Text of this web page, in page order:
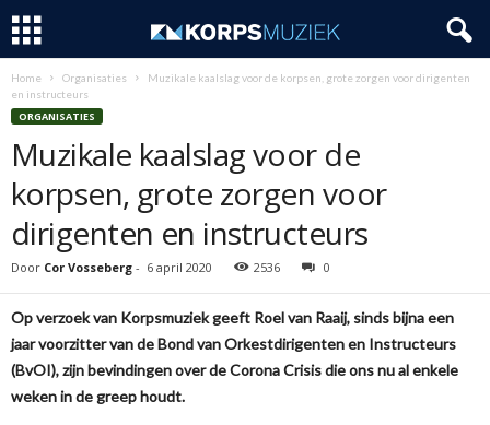
Home Organisaties
Muzikale kaalslag voor de korpsen, grote zorgen voor dirigenten
en instructeurs
ORGANISATIES
Muzikale kaalslag voor de
korpsen, grote zorgen voor
dirigenten en instructeurs
Door Cor Vosseberg - 6 april 2020 2536 0
Op verzoek van Korpsmuziek geeft Roel van Raaij, sinds bijna een
jaar voorzitter van de Bond van Orkestdirigenten en Instructeurs
(BvOI), zijn bevindingen over de Corona Crisis die ons nu al enkele
weken in de greep houdt.